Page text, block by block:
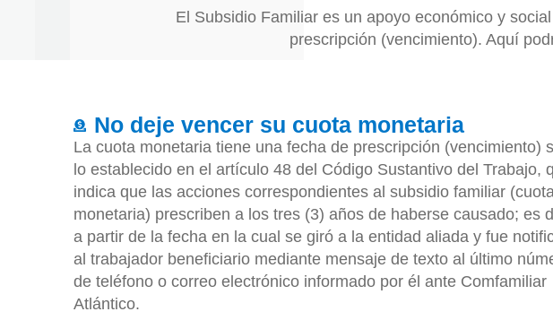
El Subsidio Familiar es un apoyo económico y
prescripción (vencimiento). Aquí
No deje vencer su cuota monetaria
La cuota monetaria tiene una fecha de prescripción (vencimiento)
lo establecido en el artículo 48 del Código Sustantivo del Trabajo,
indica que las acciones correspondientes al subsidio familiar
monetaria) prescriben a los tres (3) años de haberse causado; es
a partir de la fecha en la cual se giró a la entidad aliada y fue
al trabajador beneficiario mediante mensaje de texto al último
de teléfono o correo electrónico informado por él ante Comfamiliar
Atlántico.